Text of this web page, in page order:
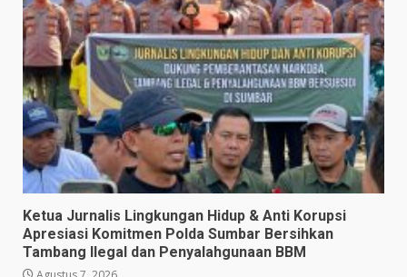
Ketua Jurnalis Lingkungan Hidup & Anti Korupsi
Apresiasi Komitmen Polda Sumbar Bersihkan
Tambang Ilegal dan Penyalahgunaan BBM